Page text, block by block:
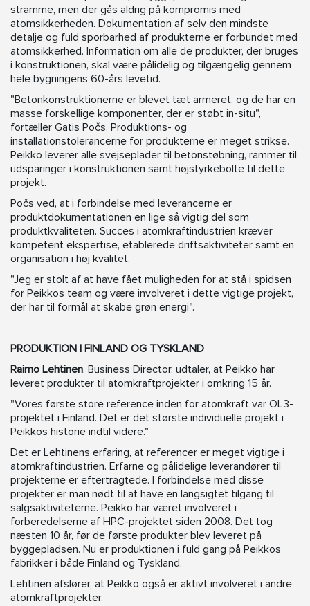
stramme, men der gås aldrig på kompromis med
atomsikkerheden. Dokumentation af selv den mindste
detalje og fuld sporbarhed af produkterne er forbundet med
atomsikkerhed. Information om alle de produkter, der bruges
i konstruktionen, skal være pålidelig og tilgængelig gennem
hele bygningens 60-års levetid.
"Betonkonstruktionerne er blevet tæt armeret, og de har en
masse forskellige komponenter, der er støbt in-situ",
fortæller Gatis Počs. Produktions- og
installationstolerancerne for produkterne er meget strikse.
Peikko leverer alle svejseplader til betonstøbning, rammer til
udsparinger i konstruktionen samt højstyrkebolte til dette
projekt.
Počs ved, at i forbindelse med leverancerne er
produktdokumentationen en lige så vigtig del som
produktkvaliteten. Succes i atomkraftindustrien kræver
kompetent ekspertise, etablerede driftsaktiviteter samt en
organisation i høj kvalitet.
"Jeg er stolt af at have fået muligheden for at stå i spidsen
for Peikkos team og være involveret i dette vigtige projekt,
der har til formål at skabe grøn energi".
PRODUKTION I FINLAND OG TYSKLAND
Raimo Lehtinen, Business Director, udtaler, at Peikko har
leveret produkter til atomkraftprojekter i omkring 15 år.
"Vores første store reference inden for atomkraft var OL3-
projektet i Finland. Det er det største individuelle projekt i
Peikkos historie indtil videre."
Det er Lehtinens erfaring, at referencer er meget vigtige i
atomkraftindustrien. Erfarne og pålidelige leverandører til
projekterne er eftertragtede. I forbindelse med disse
projekter er man nødt til at have en langsigtet tilgang til
salgsaktiviteterne. Peikko har været involveret i
forberedelserne af HPC-projektet siden 2008. Det tog
næsten 10 år, før de første produkter blev leveret på
byggepladsen. Nu er produktionen i fuld gang på Peikkos
fabrikker i både Finland og Tyskland.
Lehtinen afslører, at Peikko også er aktivt involveret i andre
atomkraftprojekter.